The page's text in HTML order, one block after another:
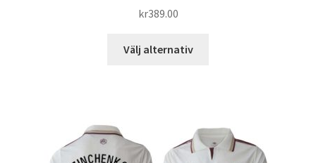
kr389.00
Välj alternativ
varianter.
De